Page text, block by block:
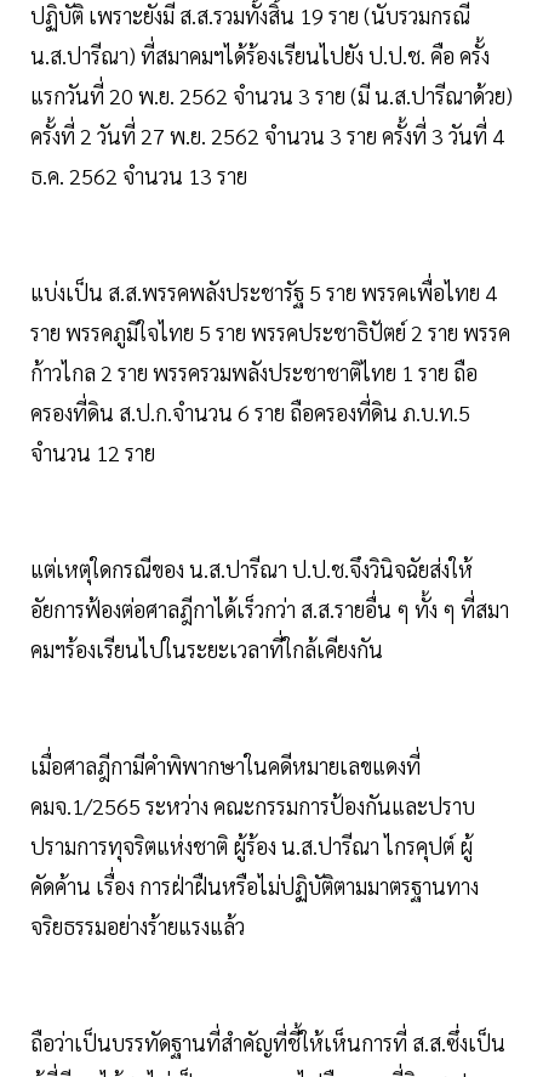
ปฏิบัติ เพราะยังมี ส.ส.รวมทั้งสิ้น 19 ราย (นับรวมกรณี
น.ส.ปารีณา) ที่สมาคมฯได้ร้องเรียนไปยัง ป.ป.ช. คือ ครั้ง
แรกวันที่ 20 พ.ย. 2562 จำนวน 3 ราย (มี น.ส.ปารีณาด้วย)
ครั้งที่ 2 วันที่ 27 พ.ย. 2562 จำนวน 3 ราย ครั้งที่ 3 วันที่ 4
ธ.ค. 2562 จำนวน 13 ราย
แบ่งเป็น ส.ส.พรรคพลังประชารัฐ 5 ราย พรรคเพื่อไทย 4
ราย พรรคภูมิใจไทย 5 ราย พรรคประชาธิปัตย์ 2 ราย พรรค
ก้าวไกล 2 ราย พรรครวมพลังประชาชาติไทย 1 ราย ถือ
ครองที่ดิน ส.ป.ก.จำนวน 6 ราย ถือครองที่ดิน ภ.บ.ท.5
จำนวน 12 ราย
แต่เหตุใดกรณีของ น.ส.ปารีณา ป.ป.ช.จึงวินิจฉัยส่งให้
อัยการฟ้องต่อศาลฎีกาได้เร็วกว่า ส.ส.รายอื่น ๆ ทั้ง ๆ ที่สมา
คมฯร้องเรียนไปในระยะเวลาที่ใกล้เคียงกัน
เมื่อศาลฎีกามีคำพิพากษาในคดีหมายเลขแดงที่
คมจ.1/2565 ระหว่าง คณะกรรมการป้องกันและปราบ
ปรามการทุจริตแห่งชาติ ผู้ร้อง น.ส.ปารีณา ไกรคุปต์ ผู้
คัดค้าน เรื่อง การฝ่าฝืนหรือไม่ปฏิบัติตามมาตรฐานทาง
จริยธรรมอย่างร้ายแรงแล้ว
ถือว่าเป็นบรรทัดฐานที่สำคัญที่ชี้ให้เห็นการที่ ส.ส.ซึ่งเป็น